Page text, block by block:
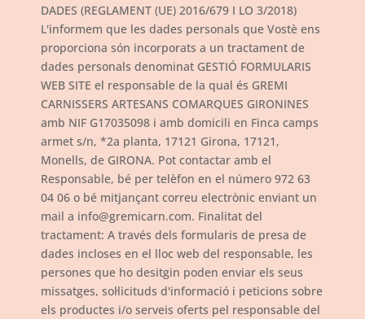
DADES (REGLAMENT (UE) 2016/679 I LO 3/2018)
L'informem que les dades personals que Vostè ens
proporciona són incorporats a un tractament de
dades personals denominat GESTIÓ FORMULARIS
WEB SITE el responsable de la qual és GREMI
CARNISSERS ARTESANS COMARQUES GIRONINES
amb NIF G17035098 i amb domicili en Finca camps
armet s/n, *2a planta, 17121 Girona, 17121,
Monells, de GIRONA. Pot contactar amb el
Responsable, bé per telèfon en el número 972 63
04 06 o bé mitjançant correu electrònic enviant un
mail a info@gremicarn.com. Finalitat del
tractament: A través dels formularis de presa de
dades incloses en el lloc web del responsable, les
persones que ho desitgin poden enviar els seus
missatges, sol·licituds d'informació i peticions sobre
els productes i/o serveis oferts pel responsable del